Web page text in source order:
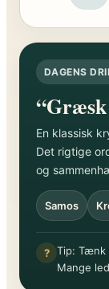
DAGENS
En klassisk
Det rigtige
og
Samos
? Tip: Tænk
Mange